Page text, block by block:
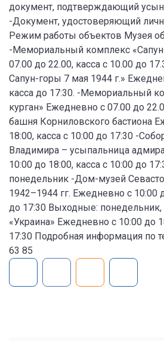
документ, подтверждающий
-Документ, удостоверяющий
Режим работы объектов Музея
-Мемориальный комплекс
07.00 до 22.00, касса с 10.00 до
Сапун-горы 7 мая 1944 г.»
касса до 17:30. -Мемориальный
курган» Ежедневно с 07.00 до
башня Корниловского бастиона
18:00, касса с 10:00 до 17:30 -
Владимира – усыпальница
10:00 до 18:00, касса с 10:00 до
понедельник -Дом-музей
1942–1944 гг. Ежедневно с 10:00
до 17:30 Выходные: понедельник,
«Украина» Ежедневно с 10:00 до
17:30 Подробная информация по
63 85